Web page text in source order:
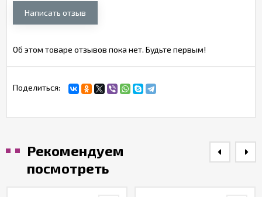
Написать отзыв
Об этом товаре отзывов пока нет. Будьте первым!
Поделиться:
Рекомендуем
посмотреть